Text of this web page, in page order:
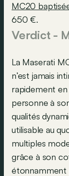
MC20
650 €.
Verdict -
La Maserati
n’est jamais
rapidement
personne à
qualités
utilisable au
multiples
grâce à son
étonnamment